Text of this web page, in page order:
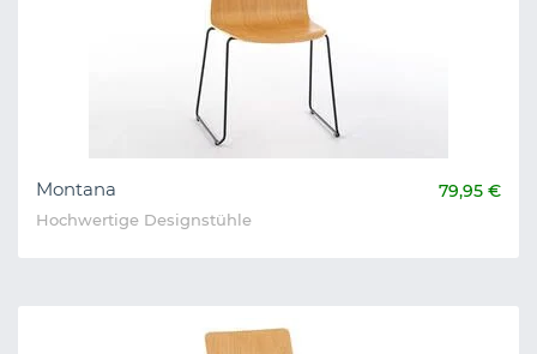
Montana 79,95 €
Hochwertige Designstühle